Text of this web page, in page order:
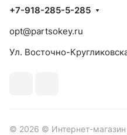
+7-918-285-5-285
opt@partsokey.ru
Ул. Восточно-
© 2026 © Интернет-магазин